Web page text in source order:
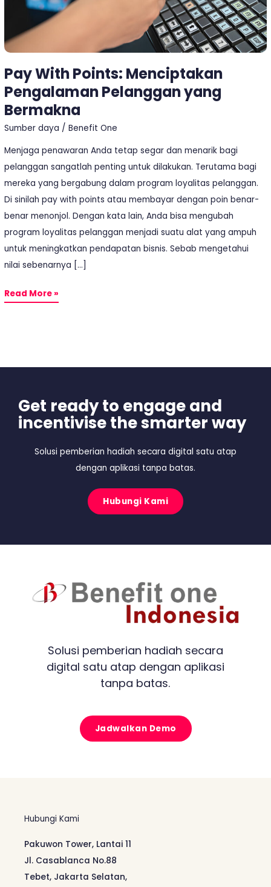
Pay With Points: Menciptakan
Pengalaman Pelanggan yang
Bermakna
Sumber daya /Benefit One
Menjaga penawaran Anda tetap segar dan menarik bagi
pelanggan sangatlah penting untuk dilakukan. Terutama bagi
mereka yang bergabung dalam program loyalitas pelanggan.
Di sinilah pay with points atau membayar dengan poin benar-
benar menonjol. Dengan kata lain, Anda bisa mengubah
program loyalitas pelanggan menjadi suatu alat yang ampuh
untuk meningkatkan pendapatan bisnis. Sebab mengetahui
nilai sebenarnya […]
Read More »
Get ready to engage and
incentivise the smarter way
Solusi pemberian hadiah secara digital satu atap
dengan aplikasi tanpa batas.
Hubungi Kami
Solusi pemberian hadiah secara
digital satu atap dengan aplikasi
tanpa batas.
Jadwalkan Demo
Hubungi Kami
Pakuwon Tower, Lantai 11
Jl. Casablanca No.88
Tebet, Jakarta Selatan,